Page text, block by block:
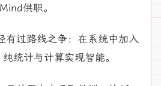
供职。
有过路线之争：在系统中加入
统计与计算实现智能。